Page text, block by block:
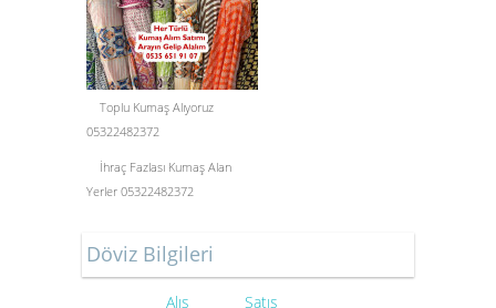
Toplu Kumaş Alıyoruz
05322482372
İhraç Fazlası Kumaş Alan
Yerler 05322482372
Döviz Bilgileri
Alış Satış